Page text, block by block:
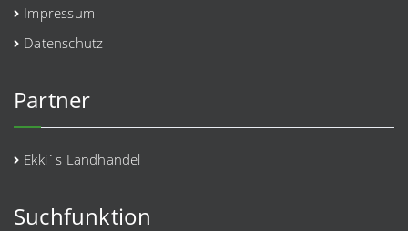
Impressum
Datenschutz
Partner
Ekki`s Landhandel
Suchfunktion